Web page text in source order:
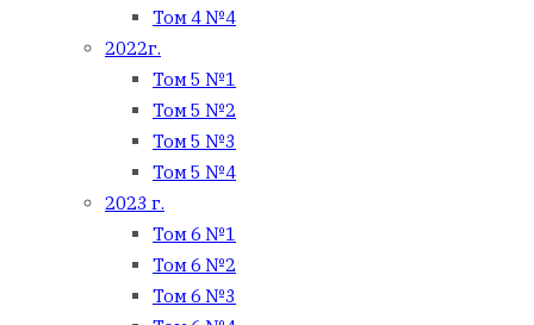
Том 4 №4
2022г.
Том 5 №1
Том 5 №2
Том 5 №3
Том 5 №4
2023 г.
Том 6 №1
Том 6 №2
Том 6 №3